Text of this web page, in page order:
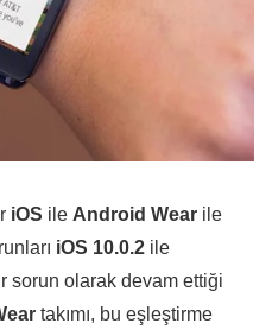
iOS ile Android Wear ile
iOS 10.0.2 ile
sorun olarak devam ettiği
takımı, bu eşleştirme